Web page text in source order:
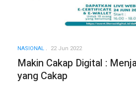
NASIONAL 22 Jun 2022
Makin Cakap Digital :
yang Cakap